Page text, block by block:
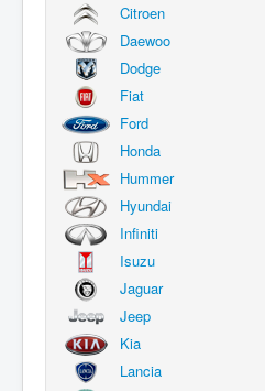
Citroen
Daewoo
Dodge
Fiat
Ford
Honda
Hummer
Hyundai
Infiniti
Isuzu
Jaguar
Jeep
Kia
Lancia